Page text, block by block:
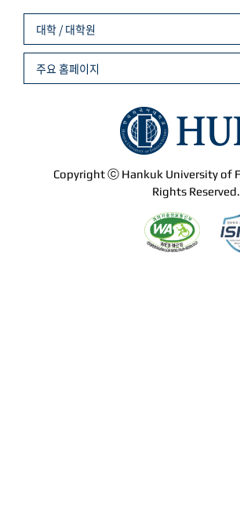
Copyright ⓒ Hankuk University of
Rights Reserved.
대학 / 대학원
주요 홈페이지